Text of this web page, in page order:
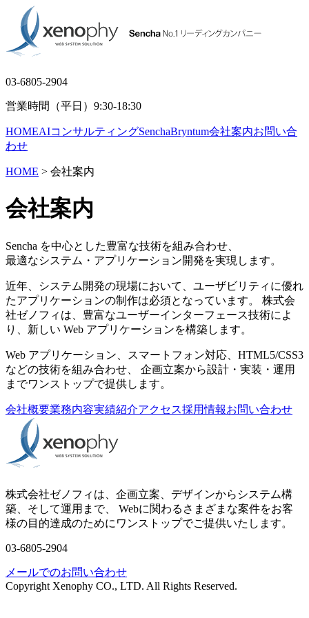
03-6805-2904
営業時間（平日）9:30-18:30
HOMEAIコンサルティングSenchaBryntum会社案内お問い合
わせ
HOME > 会社案内
会社案内
Sencha を中心とした豊富な技術を組み合わせ、
最適なシステム・アプリケーション開発を実現します。
近年、システム開発の現場において、ユーザビリティに優れ
たアプリケーションの制作は必須となっています。 株式会
社ゼノフィは、豊富なユーザーインターフェース技術によ
り、新しい Web アプリケーションを構築します。
Web アプリケーション、スマートフォン対応、HTML5/CSS3
などの技術を組み合わせ、 企画立案から設計・実装・運用
までワンストップで提供します。
会社概要業務内容実績紹介アクセス採用情報お問い合わせ
株式会社ゼノフィは、企画立案、デザインからシステム構
築、そして運用まで、 Webに関わるさまざまな案件をお客
様の目的達成のためにワンストップでご提供いたします。
03-6805-2904
メールでのお問い合わせ
Copyright Xenophy CO., LTD. All Rights Reserved.